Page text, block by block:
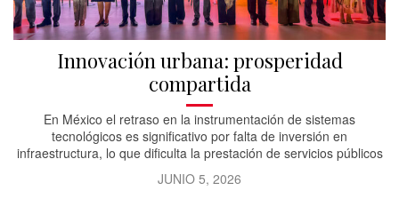
Innovación urbana: prosperidad
compartida
En México el retraso en la instrumentación de sistemas
tecnológicos es significativo por falta de inversión en
infraestructura, lo que dificulta la prestación de servicios públicos
JUNIO 5, 2026